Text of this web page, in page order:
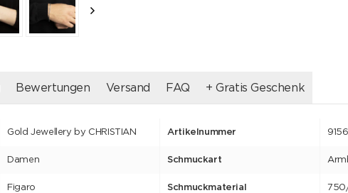
Bewertungen Versand FAQ + Gratis Geschenk
Gold Jewellery by CHRISTIAN Artikelnummer 9156
Damen Schmuckart
Figaro Schmuckmaterial